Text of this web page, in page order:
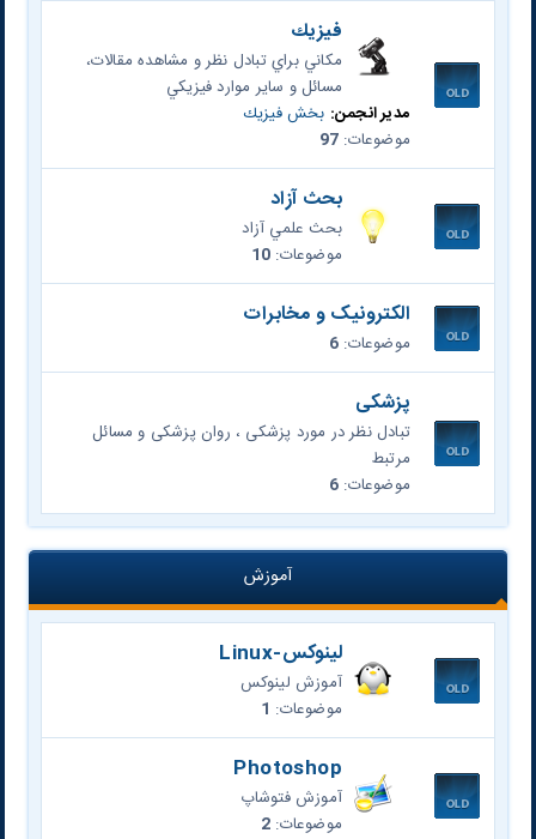
فيزيك
مكاني براي تبادل نظر و مشاهده مقالات،
مسائل و ساير موارد فيزيكي
مدیر انجمن: بخش فيزيك
موضوعات: 97
بحث آزاد
بحث علمي آزاد
موضوعات: 10
الکترونیک و مخابرات
موضوعات: 6
پزشکی
تبادل نظر در مورد پزشکی ، روان پزشکی و مسائل
مرتبط
موضوعات: 6
آموزش
لينوكس-Linux
آموزش لينوكس
موضوعات: 1
Photoshop
آموزش فتوشاپ
موضوعات: 2